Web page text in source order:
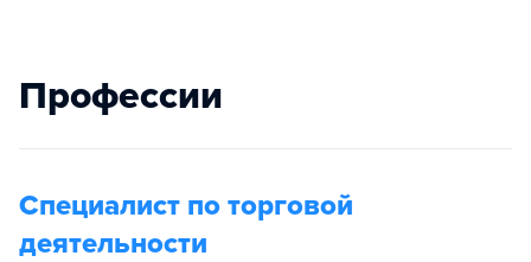
Профессии
Специалист по торговой
деятельности